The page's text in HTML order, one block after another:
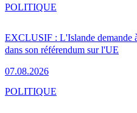
EXCLUSIF : L'Islande demande
dans son référendum sur l'UE
07.08.2026
POLITIQUE
POLITIQUE